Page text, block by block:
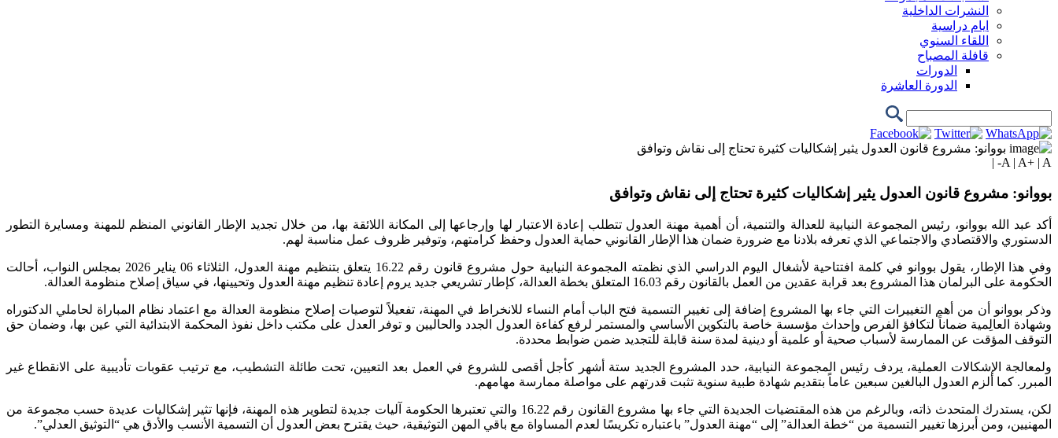
النشرات الداخلية
ايام دراسية
اللقاء السنوي
قافلة المصباح
الدورات
الدورة العاشرة
A | A+ | A-
|
بووانو: مشروع قانون العدول يثير إشكاليات كثيرة تحتاج إلى نقاش وتوافق
أكد عبد الله بووانو، رئيس المجموعة النيابية للعدالة والتنمية، أن أهمية مهنة العدول تتطلب إعادة الاعتبار لها وإرجاعها إلى المكانة اللائقة بها، من خلال تجديد الإطار القانوني المنظم للمهنة ومسايرة التطور
الدستوري والاقتصادي والاجتماعي الذي تعرفه بلادنا مع ضرورة ضمان هذا الإطار القانوني حماية العدول وحفظ كرامتهم، وتوفير ظروف عمل مناسبة لهم.
وفي هذا الإطار، يقول بووانو في كلمة افتتاحية لأشغال اليوم الدراسي الذي نظمته المجموعة النيابية حول مشروع قانون رقم 16.22 يتعلق بتنظيم مهنة العدول، الثلاثاء 06 يناير 2026 بمجلس النواب، أحالت
الحكومة على البرلمان هذا المشروع بعد قرابة عقدين من العمل بالقانون رقم 16.03 المتعلق بخطة العدالة، كإطار تشريعي جديد يروم إعادة تنظيم مهنة العدول وتحيينها، في سياق إصلاح منظومة العدالة.
وذكر بووانو أن من أهم التغييرات التي جاء بها المشروع إضافة إلى تغيير التسمية فتح الباب أمام النساء للانخراط في المهنة، تفعيلاً لتوصيات إصلاح منظومة العدالة مع اعتماد نظام المباراة لحاملي الدكتوراه
وشهادة العالِمية ضماناً لتكافؤ الفرص وإحداث مؤسسة خاصة بالتكوين الأساسي والمستمر لرفع كفاءة العدول الجدد والحاليين و توفر العدل على مكتب داخل نفوذ المحكمة الابتدائية التي عين بها، وضمان حق
التوقف المؤقت عن الممارسة لأسباب صحية أو علمية أو دينية لمدة سنة قابلة للتجديد ضمن ضوابط محددة.
ولمعالجة الإشكالات العملية، يردف رئيس المجموعة النيابية، حدد المشروع الجديد ستة أشهر كأجل أقصى للشروع في العمل بعد التعيين، تحت طائلة التشطيب، مع ترتيب عقوبات تأديبية على الانقطاع غير
المبرر. كما ألزم العدول البالغين سبعين عاماً بتقديم شهادة طبية سنوية تثبت قدرتهم على مواصلة ممارسة مهامهم.
لكن، يستدرك المتحدث ذاته، وبالرغم من هذه المقتضيات الجديدة التي جاء بها مشروع القانون رقم 16.22 والتي تعتبرها الحكومة آليات جديدة لتطوير هذه المهنة، فإنها تثير إشكاليات عديدة حسب مجموعة من
المهنيين، ومن أبرزها تغيير التسمية من “خطة العدالة” إلى “مهنة العدول” باعتباره تكريسًا لعدم المساواة مع باقي المهن التوثيقية، حيث يقترح بعض العدول أن التسمية الأنسب والأدق هي “التوثيق العدلي”.